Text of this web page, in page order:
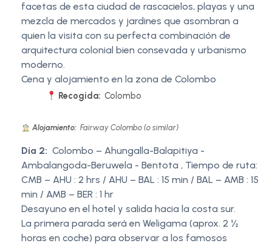
facetas de esta ciudad de rascacielos, playas y una
mezcla de mercados y jardines que asombran a
quien la visita con su perfecta combinación de
arquitectura colonial bien consevada y urbanismo
moderno.
Cena y alojamiento en la zona de Colombo
Recogida: Colombo
Alojamiento: Fairway Colombo (o similar)
Día 2: Colombo – Ahungalla-Balapitiya -
Ambalangoda-Beruwela - Bentota , Tiempo de ruta:
CMB – AHU : 2 hrs / AHU – BAL : 15 min / BAL – AMB : 15
min / AMB – BER : 1 hr
Desayuno en el hotel y salida hacia la costa sur.
La primera parada será en Weligama (aprox. 2 ½
horas en coche) para observar a los famosos